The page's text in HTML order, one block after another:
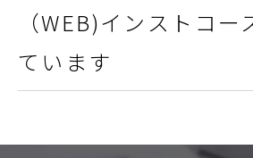
（WEB)インストコ
ています